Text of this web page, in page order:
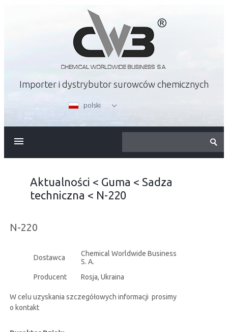
Importer i dystrybutor surowców chemicznych
polski
BEZPIECZEŃSTWO INFORMACJI
Aktualności < Guma < Sadza
techniczna < N-220
N-220
Dostawca
Chemical Worldwide Business
S. A.
Producent
Rosja, Ukraina
W celu uzyskania szczegółowych informacji prosimy
o kontakt